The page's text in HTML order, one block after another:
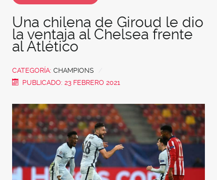
Una chilena de Giroud le dio
la ventaja al Chelsea frente
al Atlético
CATEGORÍA: CHAMPIONS
PUBLICADO: 23 FEBRERO 2021